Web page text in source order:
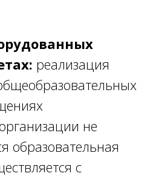
реализация
не
образовательная
с